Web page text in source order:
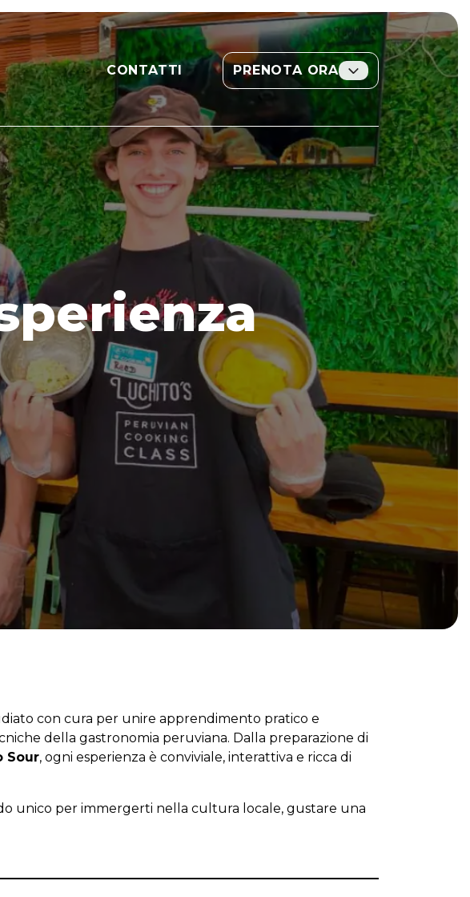
CONTATTI PRENOTA ORA
con cura per unire apprendimento pratico e
della gastronomia peruviana. Dalla preparazione di
Sour, ogni esperienza è conviviale, interattiva e ricca di
unico per immergerti nella cultura locale, gustare una